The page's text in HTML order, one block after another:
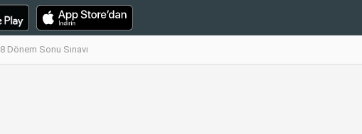
Dönem Sonu Sınavı